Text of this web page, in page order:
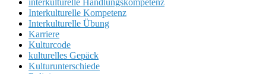
Interkulturelle Kompetenz
Interkulturelle Übung
Karriere
Kulturcode
kulturelles Gepäck
Kulturunterschiede